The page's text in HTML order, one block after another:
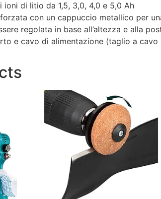
di litio da 1,5, 3,0, 4,0 e 5,0 Ah
con un cappuccio metallico per
regolata in base all’altezza e alla
e cavo di alimentazione (taglio a cavo